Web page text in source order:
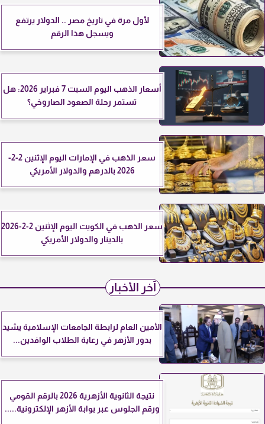
لأول مرة في تاريخ مصر .. الدولار يرتفع
ويسجل هذا الرقم
أسعار الذهب اليوم السبت 7 فبراير 2026: هل
تستمر رحلة الصعود الصاروخي؟
سعر الذهب في الإمارات اليوم الإثنين 2-2-
2026 بالدرهم والدولار الأمريكي
سعر الذهب في الكويت اليوم الإثنين 2-2-2026
بالدينار والدولار الأمريكي
آخر الأخبار
الأمين العام لرابطة الجامعات الإسلامية يشيد
بدور الأزهر في رعاية الطلاب الوافدين...
نتيجة الثانوية الأزهرية 2026 بالرقم القومي
ورقم الجلوس عبر بوابة الأزهر الإلكترونية.....